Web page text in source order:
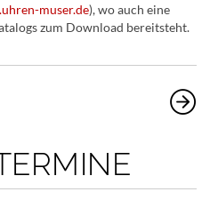
muser.de), wo auch eine
zum Download bereitsteht.